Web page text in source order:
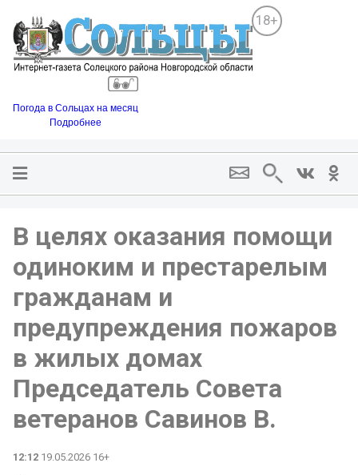
18+
Погода в Сольцах на месяц
Подробнее
В целях оказания помощи
одиноким и престарелым
гражданам и
предупреждения пожаров
в жилых домах
Председатель Совета
ветеранов Савинов В.
12:12 19.05.2026 16+